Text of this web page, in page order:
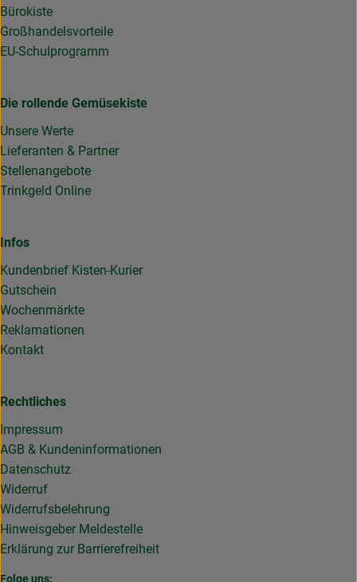
Bürokiste
Großhandelsvorteile
EU-Schulprogramm
Die rollende Gemüsekiste
Unsere Werte
Lieferanten & Partner
Stellenangebote
Trinkgeld Online
Infos
Kundenbrief Kisten-Kurier
Gutschein
Wochenmärkte
Reklamationen
Kontakt
Rechtliches
Impressum
AGB & Kundeninformationen
Datenschutz
Widerruf
Widerrufsbelehrung
Hinweisgeber Meldestelle
Erklärung zur Barrierefreiheit
Folge uns: